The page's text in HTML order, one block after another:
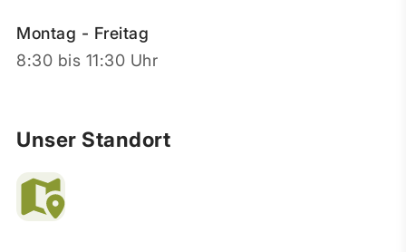
Montag - Freitag
8:30 bis 11:30 Uhr
Unser Standort